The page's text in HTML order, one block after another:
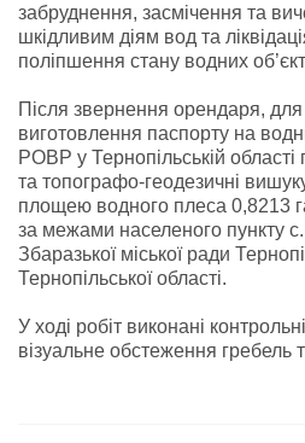
забруднення, засмічення та
шкідливим діям вод та
поліпшення стану водних
Після звернення орендаря,
виготовлення паспорту на
РОВР у Тернопільській
та топографо-геодезичні
площею водного плеса 0,8213
за межами населеного пункту
Збаразької міської ради
Тернопільської області.
У ході робіт виконані
візуальне обстеження гребель